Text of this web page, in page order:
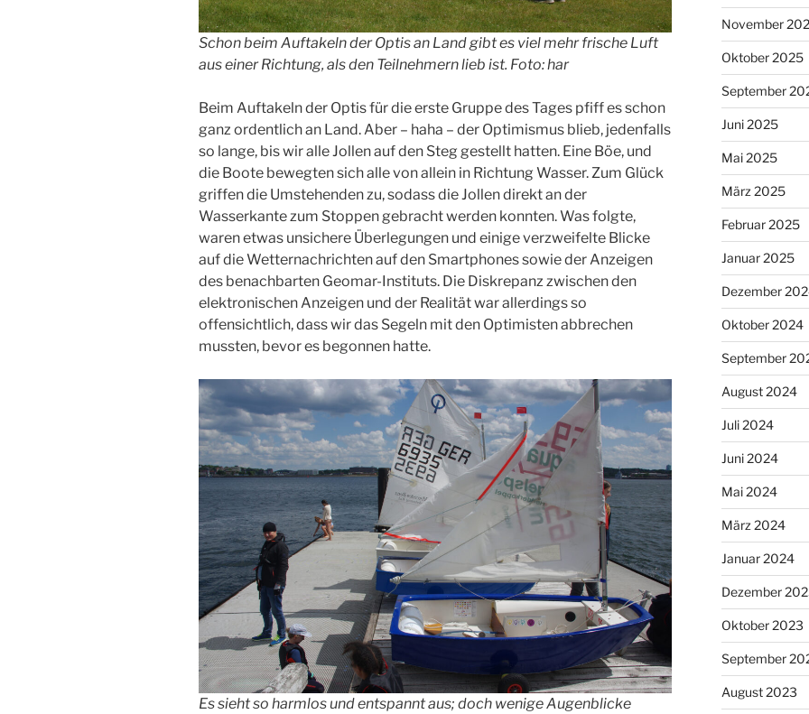
Schon beim Auftakeln der Optis an Land gibt es viel mehr frische Luft
aus einer Richtung, als den Teilnehmern lieb ist. Foto: har
Beim Auftakeln der Optis für die erste Gruppe des Tages pfiff es schon
ganz ordentlich an Land. Aber – haha – der Optimismus blieb, jedenfalls
so lange, bis wir alle Jollen auf den Steg gestellt hatten. Eine Böe, und
die Boote bewegten sich alle von allein in Richtung Wasser. Zum Glück
griffen die Umstehenden zu, sodass die Jollen direkt an der
Wasserkante zum Stoppen gebracht werden konnten. Was folgte,
waren etwas unsichere Überlegungen und einige verzweifelte Blicke
auf die Wetternachrichten auf den Smartphones sowie der Anzeigen
des benachbarten Geomar-Instituts. Die Diskrepanz zwischen den
elektronischen Anzeigen und der Realität war allerdings so
offensichtlich, dass wir das Segeln mit den Optimisten abbrechen
mussten, bevor es begonnen hatte.
Es sieht so harmlos und entspannt aus; doch wenige Augenblicke
November
Oktober 2025
September
Juni 2025
Mai 2025
März 2025
Februar 2025
Januar 2025
Dezember
Oktober 2024
September
August 2024
Juli 2024
Juni 2024
Mai 2024
März 2024
Januar 2024
Dezember
Oktober 2023
September
August 2023